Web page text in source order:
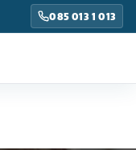
085 013 1 013